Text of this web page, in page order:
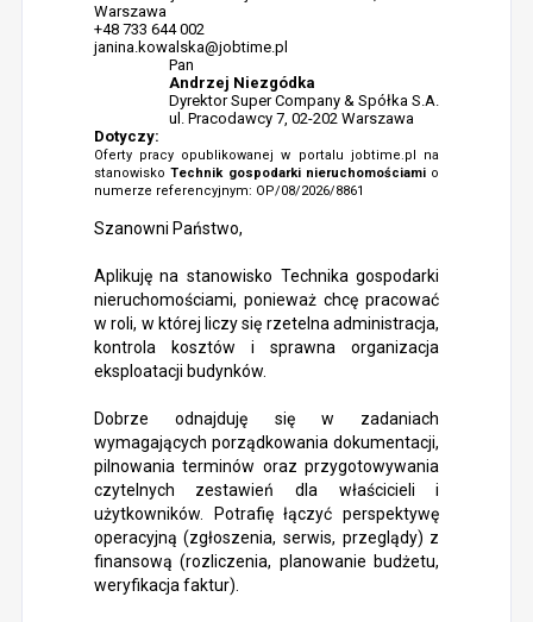
Warszawa
+48 733 644 002
janina.kowalska@jobtime.pl
Pan
Andrzej Niezgódka
Dyrektor Super Company & Spółka S.A.
ul. Pracodawcy 7, 02-202 Warszawa
Dotyczy:
Oferty pracy opublikowanej w portalu jobtime.pl na
stanowiskoTechnik gospodarki nieruchomościamio
numerze referencyjnym: OP/08/2026/8861
Szanowni Państwo,
Aplikuję na stanowisko Technika gospodarki
nieruchomościami, ponieważ chcę pracować
w roli, w której liczy się rzetelna administracja,
kontrola kosztów i sprawna organizacja
eksploatacji budynków.
Dobrze odnajduję się w zadaniach
wymagających porządkowania dokumentacji,
pilnowania terminów oraz przygotowywania
czytelnych zestawień dla właścicieli i
użytkowników. Potrafię łączyć perspektywę
operacyjną (zgłoszenia, serwis, przeglądy) z
finansową (rozliczenia, planowanie budżetu,
weryfikacja faktur).